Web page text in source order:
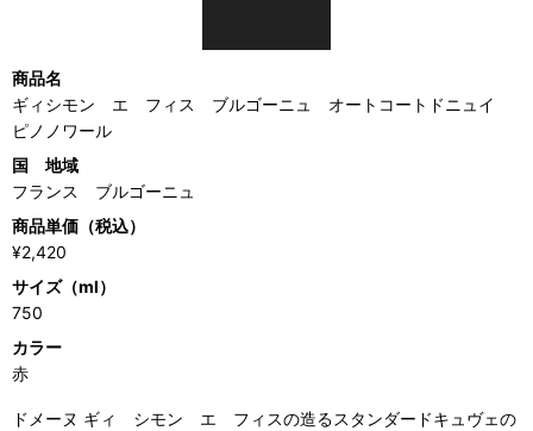
商品名
ギィシモン エ フィス ブルゴーニュ オートコートドニュイ
ピノノワール
国 地域
フランス ブルゴーニュ
商品単価（税込）
¥2,420
サイズ（ml）
750
カラー
赤
ドメーヌ ギィ シモン エ フィスの造るスタンダードキュヴェの